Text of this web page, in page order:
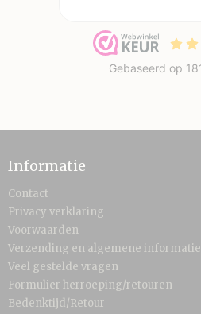
Informatie
Contact
Privacy verklaring
Voorwaarden
Verzending en algemene informatie
Veel gestelde vragen
Formulier herroeping/retouren
Bedenktijd/Retour